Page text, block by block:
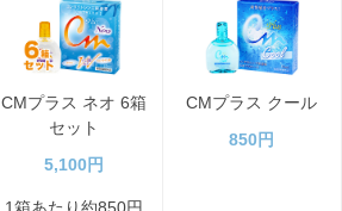
CMプラス ネオ 6箱
セット
5,100円
1箱あたり約850円
CMプラス クール
850円